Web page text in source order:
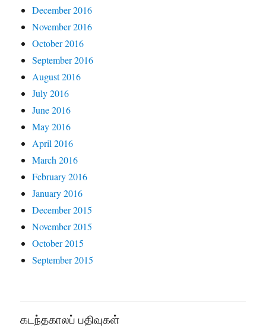
December 2016
November 2016
October 2016
September 2016
August 2016
July 2016
June 2016
May 2016
April 2016
March 2016
February 2016
January 2016
December 2015
November 2015
October 2015
September 2015
கடந்தகாலப் பதிவுகள்